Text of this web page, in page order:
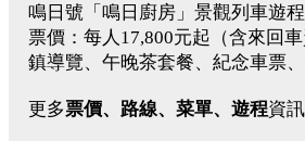
鳴日號「鳴日廚房」景觀列車遊程
票價：每人17,800元起（含來回
鎮導覽、午晚茶套餐、紀念車票、
更多票價、路線、菜單、遊程資